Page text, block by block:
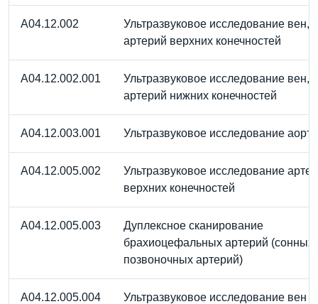
A04.12.002
Ультразвуковое исследование вен,
артерий верхних конечностей
A04.12.002.001
Ультразвуковое исследование вен,
артерий нижних конечностей
A04.12.003.001 Ультразвуковое исследование
A04.12.005.002
Ультразвуковое исследование
верхних конечностей
A04.12.005.003
Дуплексное сканирование
брахиоцефальных артерий (сонных
позвоночных артерий)
A04.12.005.004 Ультразвуковое исследование вен